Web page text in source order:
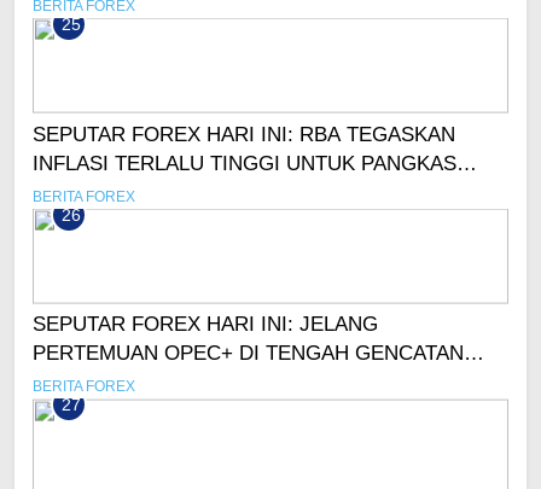
BERITA FOREX
25
SEPUTAR FOREX HARI INI: RBA TEGASKAN
INFLASI TERLALU TINGGI UNTUK PANGKAS
SUKU BUNGA
BERITA FOREX
26
SEPUTAR FOREX HARI INI: JELANG
PERTEMUAN OPEC+ DI TENGAH GENCATAN
SENJATA, OIL MELEMAH!
BERITA FOREX
27